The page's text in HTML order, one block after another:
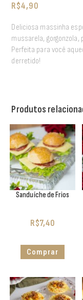
R$4,90
Deliciosa massinha
mussarela, gorgonzola,
Perfeita para você
derretido!
Produtos
Sanduíche de Frios
R$7,40
Comprar